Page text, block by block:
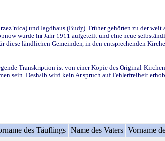
und Jagdhaus (Budy). Früher gehörten zu der
wurde im Jahr 1911 aufgeteilt und eine neue
ländlichen Gemeinden, in den entsprechenden
Transkription ist von einer Kopie des Original-
sein. Deshalb wird kein Anspruch auf Fehlerfreiheit
des Täuflings Name des Vaters Vorname